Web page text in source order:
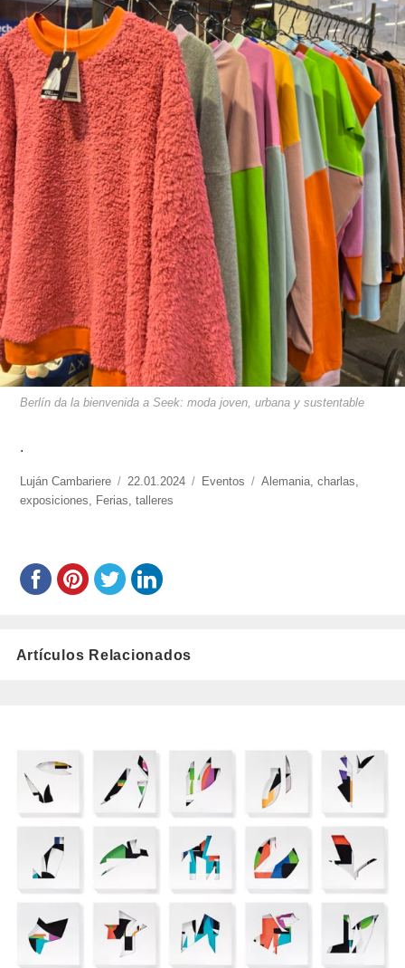
Berlín da la bienvenida a Seek: moda joven, urbana y sustentable
.
https://www.experimenta.es/author/lujan-
cambariere/
Luján Cambariere
Publicado
el
22.01.2024 Categorías
Eventos Etiquetas
Alemania,charlas,
exposiciones, Ferias,talleres
Artículos Relacionados